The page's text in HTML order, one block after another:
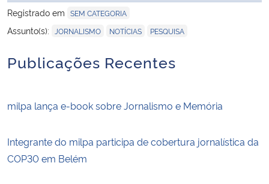
Registrado em SEM CATEGORIA
Assunto(s): JORNALISMO NOTÍCIAS PESQUISA
Publicações Recentes
milpa lança e-book sobre Jornalismo e Memória
Integrante do milpa participa de cobertura jornalística da
COP30 em Belém